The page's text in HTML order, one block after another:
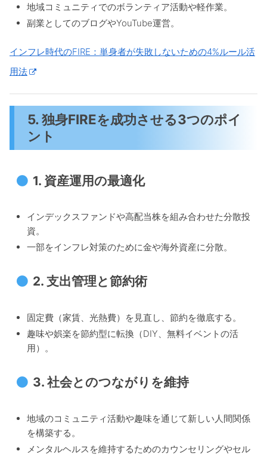
地域コミュニティでのボランティア活動や軽作業。
副業としてのブログやYouTube運営。
インフレ時代のFIRE：単身者が失敗しないための4%ルール活
用法
5. 独身FIREを成功させる3つのポイ
ント
1. 資産運用の最適化
インデックスファンドや高配当株を組み合わせた分散投
資。
一部をインフレ対策のために金や海外資産に分散。
2. 支出管理と節約術
固定費（家賃、光熱費）を見直し、節約を徹底する。
趣味や娯楽を節約型に転換（DIY、無料イベントの活
用）。
3. 社会とのつながりを維持
地域のコミュニティ活動や趣味を通じて新しい人間関係
を構築する。
メンタルヘルスを維持するためのカウンセリングやセル